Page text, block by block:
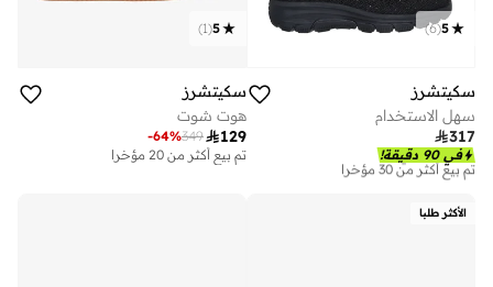
5
(
6
)
سكيتشرز
سهل الاستخدام
317
في 90 دقيقة!
توصيل مجاني
تم بيع أكثر من 30 مؤخرا
تم بيع أكثر من 30 مؤخرا
5
(
1
)
سكيتشرز
هوت شوت
129
349
-64%
تم بيع أكثر من 20 مؤخرا
الأكثر طلبا